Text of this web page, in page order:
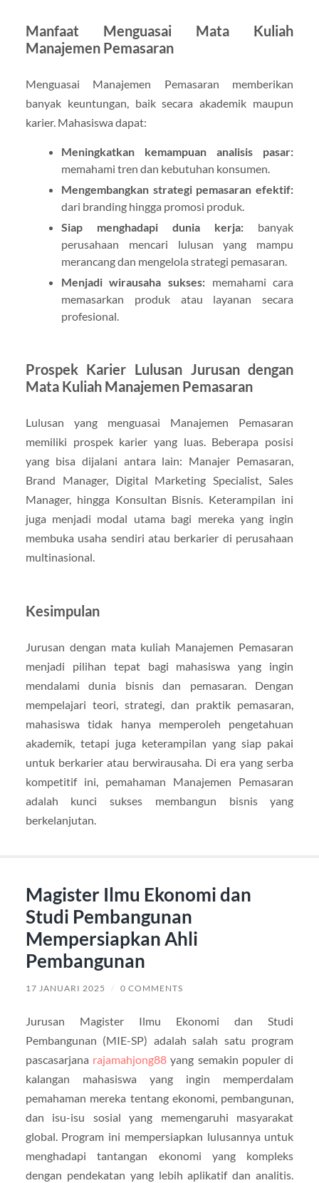
Manfaat Menguasai Mata Kuliah
Manajemen Pemasaran
Menguasai Manajemen Pemasaran memberikan
banyak keuntungan, baik secara akademik maupun
karier. Mahasiswa dapat:
Meningkatkan kemampuan analisis pasar:
memahami tren dan kebutuhan konsumen.
Mengembangkan strategi pemasaran efektif:
dari branding hingga promosi produk.
Siap menghadapi dunia kerja: banyak
perusahaan mencari lulusan yang mampu
merancang dan mengelola strategi pemasaran.
Menjadi wirausaha sukses: memahami cara
memasarkan produk atau layanan secara
profesional.
Prospek Karier Lulusan Jurusan dengan
Mata Kuliah Manajemen Pemasaran
Lulusan yang menguasai Manajemen Pemasaran
memiliki prospek karier yang luas. Beberapa posisi
yang bisa dijalani antara lain: Manajer Pemasaran,
Brand Manager, Digital Marketing Specialist, Sales
Manager, hingga Konsultan Bisnis. Keterampilan ini
juga menjadi modal utama bagi mereka yang ingin
membuka usaha sendiri atau berkarier di perusahaan
multinasional.
Kesimpulan
Jurusan dengan mata kuliah Manajemen Pemasaran
menjadi pilihan tepat bagi mahasiswa yang ingin
mendalami dunia bisnis dan pemasaran. Dengan
mempelajari teori, strategi, dan praktik pemasaran,
mahasiswa tidak hanya memperoleh pengetahuan
akademik, tetapi juga keterampilan yang siap pakai
untuk berkarier atau berwirausaha. Di era yang serba
kompetitif ini, pemahaman Manajemen Pemasaran
adalah kunci sukses membangun bisnis yang
berkelanjutan.
Magister Ilmu Ekonomi dan
Studi Pembangunan
Mempersiapkan Ahli
Pembangunan
17 JANUARI 2025 / 0 COMMENTS
Jurusan Magister Ilmu Ekonomi dan Studi
Pembangunan (MIE-SP) adalah salah satu program
pascasarjana rajamahjong88 yang semakin populer di
kalangan mahasiswa yang ingin memperdalam
pemahaman mereka tentang ekonomi, pembangunan,
dan isu-isu sosial yang memengaruhi masyarakat
global. Program ini mempersiapkan lulusannya untuk
menghadapi tantangan ekonomi yang kompleks
dengan pendekatan yang lebih aplikatif dan analitis.